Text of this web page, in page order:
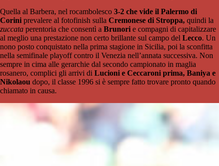
Quella al Barbera, nel rocambolesco 3-2 che vide il Palermo di
Corini prevalere al fotofinish sulla Cremonese di Stroppa, quindi la
zuccata perentoria che consentì a Brunori e compagni di capitalizzare
al meglio una prestazione non certo brillante sul campo del Lecco. Un
nono posto conquistato nella prima stagione in Sicilia, poi la sconfitta
nella semifinale playoff contro il Venezia nell’annata successiva. Non
sempre in cima alle gerarchie dal secondo campionato in maglia
rosanero, complici gli arrivi di Lucioni e Ceccaroni prima, Baniya e
Nikolaou dopo, il classe 1996 si è sempre fatto trovare pronto quando
chiamato in causa.